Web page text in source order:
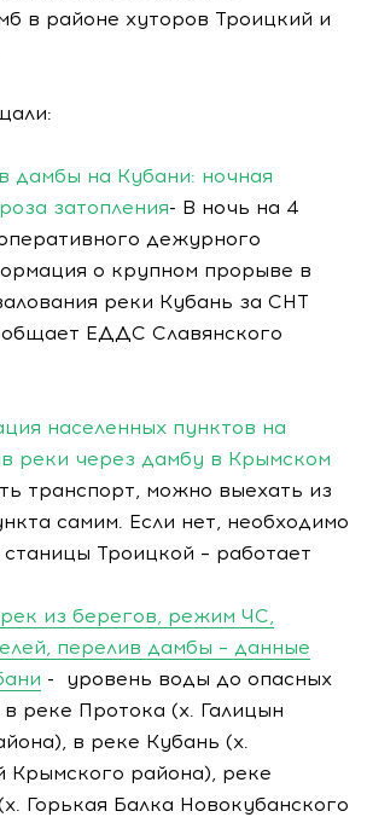
в районе хуторов Троицкий и
дамбы на Кубани: ночная
затопления- В ночь на 4
дежурного
о крупном прорыве в
реки Кубань за СНТ
ЕДДС Славянского
населенных пунктов на
реки через дамбу в Крымском
транспорт, можно выехать из
самим. Если нет, необходимо
Троицкой – работает
из берегов, режим ЧС,
перелив дамбы – данные
- уровень воды до опасных
реке Протока (х. Галицын
в реке Кубань (х.
Крымского района), реке
Горькая Балка Новокубанского